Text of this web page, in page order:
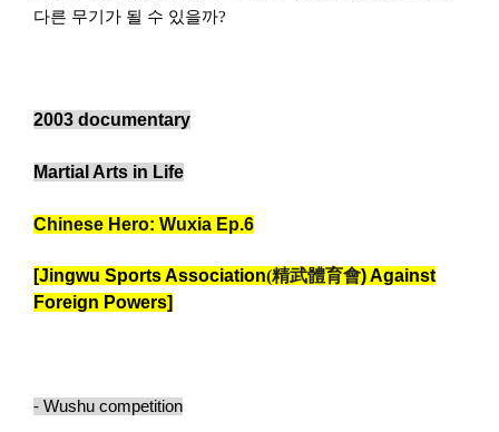
다른 무기가 될 수 있을까?
2003 documentary
Martial Arts in Life
Chinese Hero: Wuxia Ep.6
[Jingwu Sports Association(精武體育會) Against
Foreign Powers]
- Wushu competition